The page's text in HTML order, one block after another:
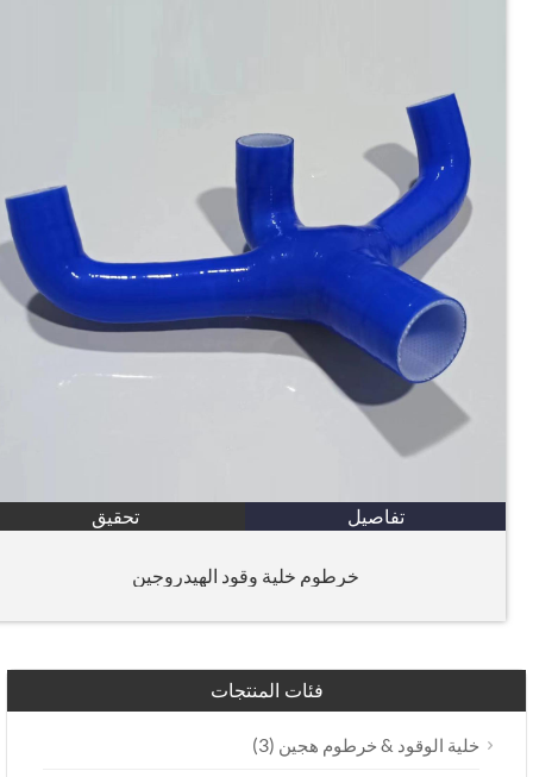
تفاصيل تحقيق
خرطوم خلية وقود الهيدروجين
فئات المنتجات
خلية الوقود & خرطوم هجين(3)